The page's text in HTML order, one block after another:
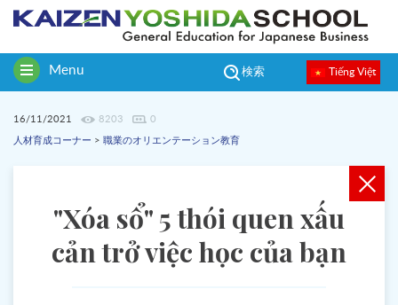
Toggle
navigation
Menu Tiếng Việt
検索
16/11/2021 8203 0
人材育成コーナー > 職業のオリエンテーション教育
"Xóa sổ" 5 thói quen xấu
cản trở việc học của bạn